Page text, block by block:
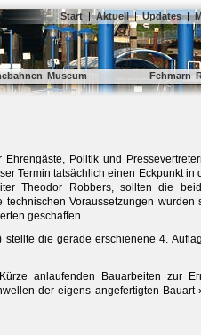
Start | Aktuell | Updates |
Museum Fehmarn
Politik und
Termin tatsächlich einen Eckpunkt in
Theodor Robbers, sollten die
Voraussetzungen wurden
geschaffen.
die gerade erschienene 4.
anlaufenden Bauarbeiten zur
der eigens angefertigten Bauart